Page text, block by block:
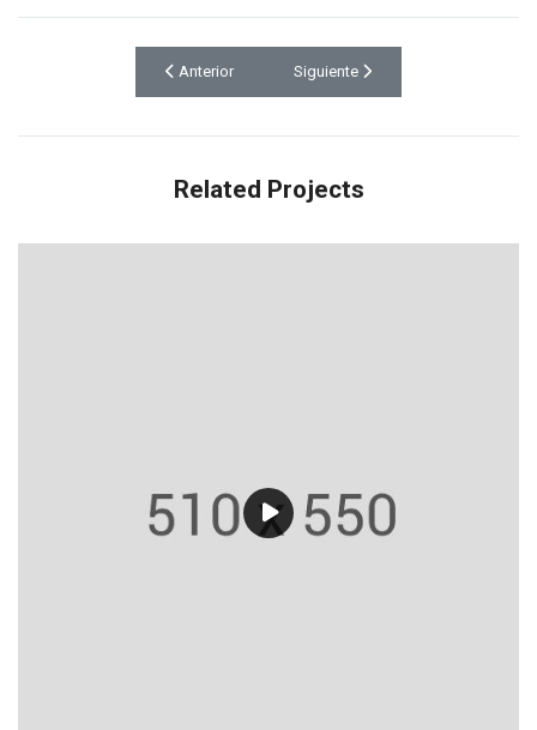
Artículo anterior: Hall Staircase
Anterior Artículo siguiente: Large Kitchen
Siguiente
Related Projects